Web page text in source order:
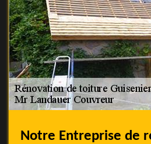
Notre Entreprise de